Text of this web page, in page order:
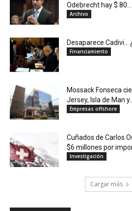
Odebrecht hay $ 80...
Archivo
Desaparece Cadivi…
Financiamiento
Mossack Fonseca
Jersey, Isla de Man y...
Empresas offshore
Cuñados de Carlos
$6 millones por
Investigación
Cargar más